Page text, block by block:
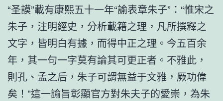
“圣謨”載有康熙五十一年“諭表章朱子”：“惟宋之
朱子，注明經史，分析載籍之理，凡所撰釋之
文字，皆明白有據，而得中正之理。今五百余
年，其一句一字莫有論其可更正者。不雅此，
則孔、孟之后，朱子可謂無益于文雅，厥功偉
矣！”這一諭旨彰顯官方對朱夫子的愛崇，為朱